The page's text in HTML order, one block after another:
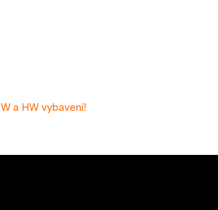
a HW vybavení!